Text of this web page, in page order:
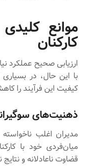
موانع
کارکنان
ارزیابی صحیح عملکرد
با این حال، در
کیفیت این فرآیند را
ذهنیت‌های
مدیران اغلب
میان‌فردی خود با
قضاوت ناعادلانه و